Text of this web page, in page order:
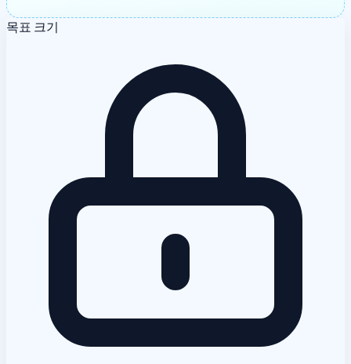
목표 크기